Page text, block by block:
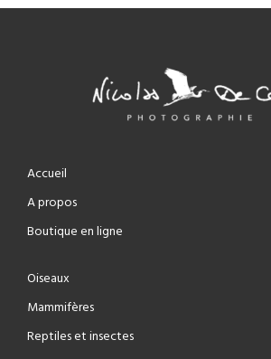
Accueil
A propos
Boutique en ligne
Oiseaux
Mammifères
Reptiles et insectes